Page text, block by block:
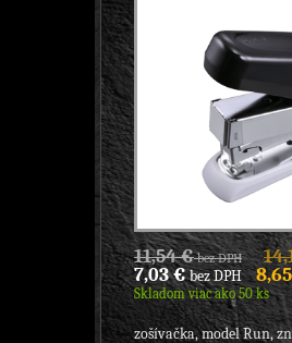
11,54 €bez DPH
7,03 €bez DPH
Skladom viac ako 50 ks
zošívačka, model Run,